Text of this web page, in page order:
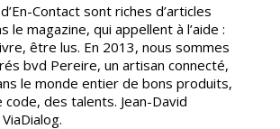
Contact sont riches d’articles
le magazine, qui appellent à l’aide :
être lus. En 2013, nous sommes
bvd Pereire, un artisan connecté,
le monde entier de bons produits,
code, des talents. Jean-David